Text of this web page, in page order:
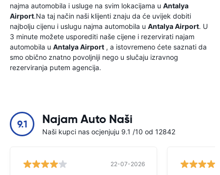
najma automobila i usluge na svim lokacijama u Antalya
Airport.Na taj način naši klijenti znaju da će uvijek dobiti
najbolju cijenu i uslugu najma automobila u Antalya Airport. U
3 minute možete usporediti naše cijene i rezervirati najam
automobila u Antalya Airport , a istovremeno ćete saznati da
smo obično znatno povoljniji nego u slučaju izravnog
rezerviranja putem agencija.
9.1 Najam Auto Naši
Naši kupci nas ocjenjuju 9.1 /10 od 12842
22-07-2026